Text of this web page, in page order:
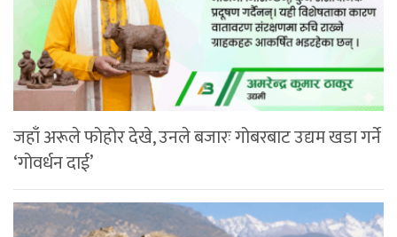
जहाँ अरूले फोहोर देखे, उनले बजारः गोबरबाट उद्यम खडा गर्ने
‘गोवर्धन दाई’